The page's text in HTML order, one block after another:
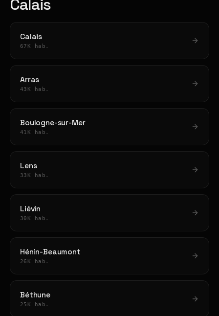
Calais
Calais
67K hab.
Arras
43K hab.
Boulogne-sur-Mer
41K hab.
Lens
33K hab.
Liévin
30K hab.
Hénin-Beaumont
26K hab.
Béthune
25K hab.